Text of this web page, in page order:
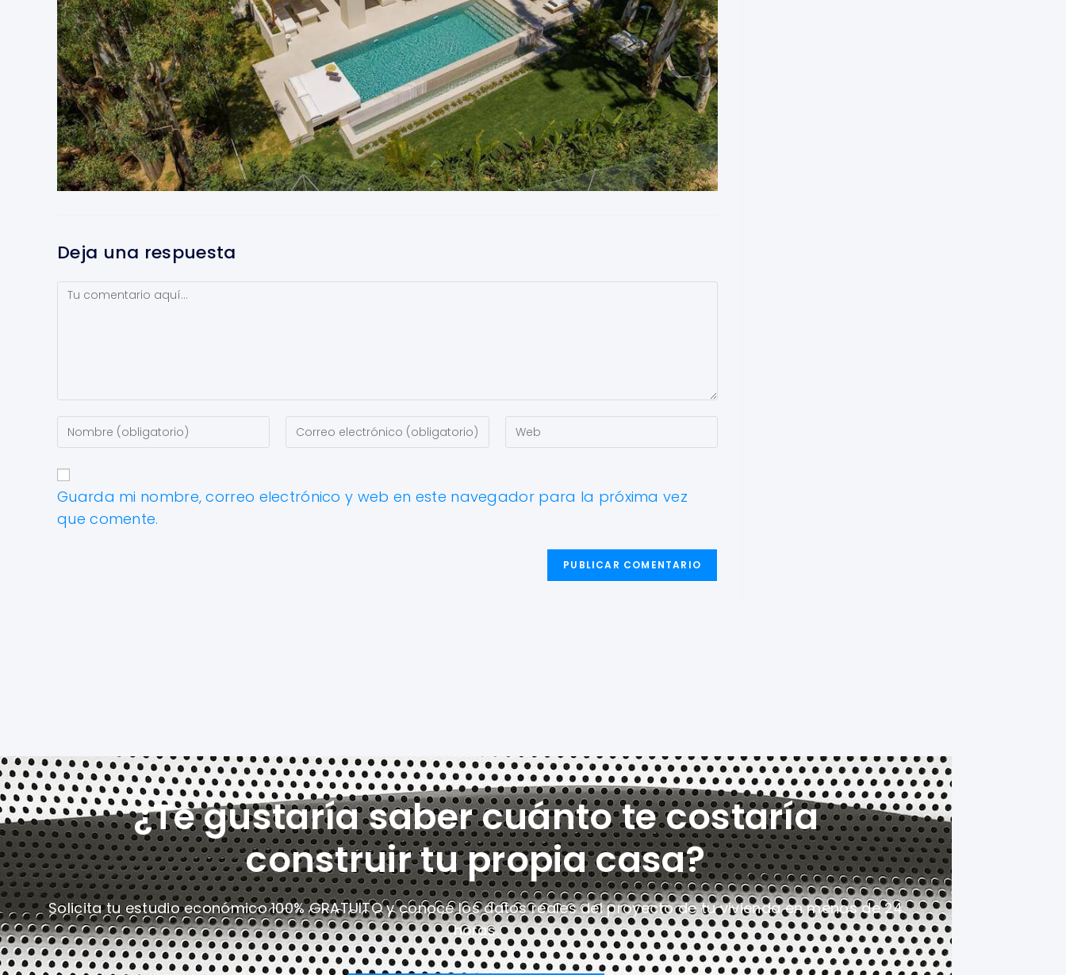
Deja una respuesta
Guarda mi nombre, correo electrónico y web en este navegador para la próxima vez
que comente.
¿Te gustaría saber cuánto te costaría
construir tu propia casa?
Solicita tu estudio económico 100% GRATUITO y conoce los datos reales del proyectode tu vivienda en menos de 24
horas.